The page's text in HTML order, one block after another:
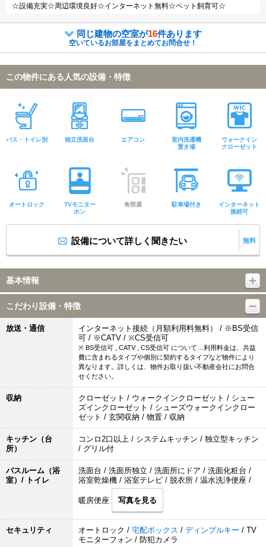
☆設備充実☆周辺環境良好☆インターネット無料☆ペット飼育可☆
同じ建物の空室が16件あります
空いているお部屋をまとめてお問合せ！
この物件にある人気の設備・特徴
バス・トイレ別 独立洗面台 エアコン
室内洗濯機
置き場
ウォークイン
クローゼット
オートロック
TVモニター
ホン
角部屋 駐車場付き
インターネット
接続可
設備について詳しく聞きたい 無料
基本情報
こだわり設備・特徴
放送・通信
インターネット接続（月額利用料無料） / ※BS受信
可 / ※CATV / ※CS受信可
※ BS受信可 , CATV , CS受信可 について…利用料金は、共益
費に含まれるタイプや個別に契約するタイプなど物件により
異なります。詳しくは、物件お取り扱い不動産会社にお問合
せください。
収納
クローゼット / ウォークインクローゼット / シュー
ズインクローゼット / シューズウォークインクロー
ゼット / 玄関収納 / 物置 / 収納
キッチン（台
所）
コンロ2口以上 / システムキッチン / 独立型キッチン
/ グリル付
バスルーム（浴
室）/ トイレ
洗面台 / 洗面所独立 / 洗面所にドア / 洗面化粧台 /
浴室乾燥機 / 浴室テレビ / 脱衣所 / 温水洗浄便座 /
暖房便座 写真を見る
セキュリティ オートロック / 宅配ボックス / ディンプルキー / TV
モニターフォン / 防犯カメラ